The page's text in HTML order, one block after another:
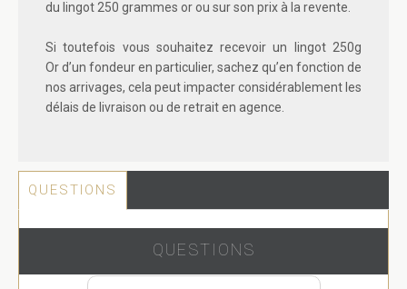
du lingot 250 grammes orou sur son prix à la revente.
Si toutefois vous souhaitez recevoir un
lingot 250g
Ord’un fondeur en particulier, sachez qu’en fonction de
nos arrivages, cela peut impacter considérablement les
délais de livraison ou de retrait en agence.
QUESTIONS
QUESTIONS